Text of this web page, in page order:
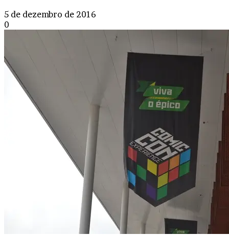
5 de dezembro de 2016
0